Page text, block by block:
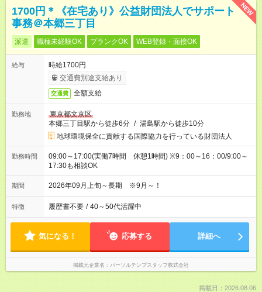
NEW
1700円＊《在宅あり》公益財団法人でサポート
事務＠本郷三丁目
派遣 職種未経験OK ブランクOK WEB登録・面接OK
給与
時給1700円
交通費別途支給あり
交通費 全額支給
勤務地
東京都文京区
本郷三丁目駅から徒歩6分 / 湯島駅から徒歩10分
地球環境保全に貢献する国際協力を行っている財団法人
勤務時間
09:00～17:00(実働7時間 休憩1時間) ※9：00～16：00/9:00～
17:30も相談OK
期間 2026年09月上旬～長期 ※9月～！
特徴 履歴書不要 / 40～50代活躍中
気になる！ 応募する 詳細へ
掲載元企業名 パーソルテンプスタッフ株式会社
掲載日：2026.08.06